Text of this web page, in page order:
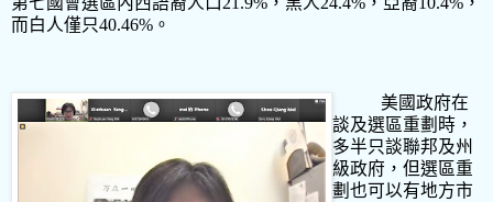
而白人僅只40.46% 。
美國政府在
談及選區重劃時，
多半只談聯邦及州
級政府，但選區重
劃也可以有地方市